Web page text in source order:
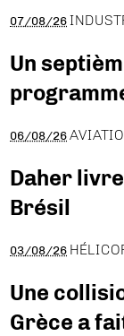
07/08/26
Un
06/08/26
Daher
Brésil
03/08/26
Une
Grèce a